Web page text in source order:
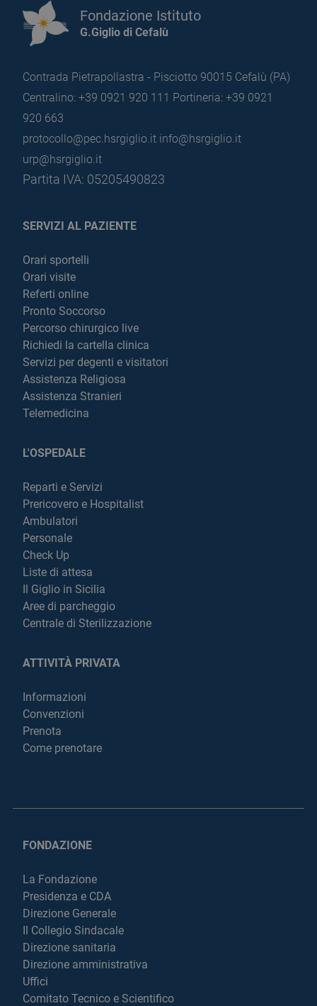
Fondazione Istituto
G.Giglio di Cefalù
Contrada Pietrapollastra - Pisciotto 90015 Cefalù (PA)
Centralino: +39 0921 920 111 Portineria: +39 0921
920 663
protocollo@pec.hsrgiglio.it info@hsrgiglio.it
urp@hsrgiglio.it
Partita IVA: 05205490823
SERVIZI AL PAZIENTE
Orari sportelli
Orari visite
Referti online
Pronto Soccorso
Percorso chirurgico live
Richiedi la cartella clinica
Servizi per degenti e visitatori
Assistenza Religiosa
Assistenza Stranieri
Telemedicina
L'OSPEDALE
Reparti e Servizi
Prericovero e Hospitalist
Ambulatori
Personale
Check Up
Liste di attesa
Il Giglio in Sicilia
Aree di parcheggio
Centrale di Sterilizzazione
ATTIVITÀ PRIVATA
Informazioni
Convenzioni
Prenota
Come prenotare
FONDAZIONE
La Fondazione
Presidenza e CDA
Direzione Generale
Il Collegio Sindacale
Direzione sanitaria
Direzione amministrativa
Uffici
Comitato Tecnico e Scientifico